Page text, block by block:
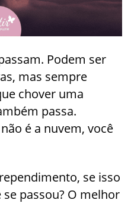
Podem ser
mas sempre
chover uma
passa.
é a nuvem, você
se isso
passou? O melhor